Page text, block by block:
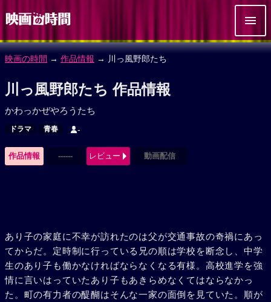
映画の時間 → 作品情報 → 川っ風野郎たち
川っ風野郎たち 作品情報
かわっかぜやろうたち
ドラマ 青春 -
作品情報 ------ レビュー 動画配信
あり子の家庭に不幸が訪れたのは父が交通事故の奇禍にあっ
てからだ。定時制に行っている兄の順は学校を断念し、中学
生のあり子も働かなければならなくなる有様。高校進学を強
情に言いはっていたあり子もあきらめなくてはならなかっ
た。町の有力者の醍醐はそんな一家の面倒を見ていた。順が